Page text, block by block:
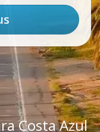
Costa Azul